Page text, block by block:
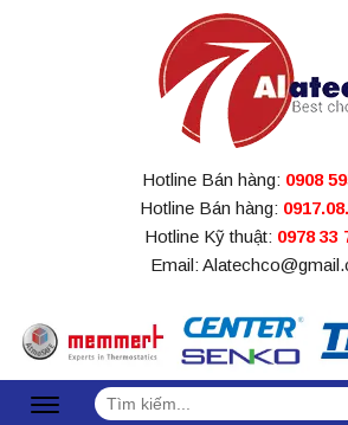
Hotline Bán hàng: 0908
Hotline Bán hàng:
Hotline Kỹ thuật: 0978 33
Email:
Tìm
kiếm: